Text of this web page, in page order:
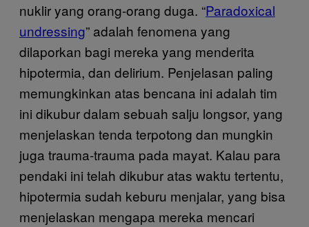
nuklir yang orang-orang duga. “Paradoxical
undressing” adalah fenomena yang
dilaporkan bagi mereka yang menderita
hipotermia, dan delirium. Penjelasan paling
memungkinkan atas bencana ini adalah tim
ini dikubur dalam sebuah salju longsor, yang
menjelaskan tenda terpotong dan mungkin
juga trauma-trauma pada mayat. Kalau para
pendaki ini telah dikubur atas waktu tertentu,
hipotermia sudah keburu menjalar, yang bisa
menjelaskan mengapa mereka mencari